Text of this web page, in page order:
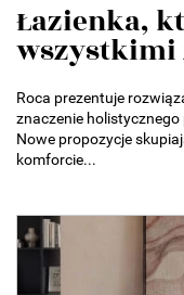
Łazienka,
wszystkimi
Roca prezentuje
znaczenie holistycznego
Nowe propozycje
komforcie...